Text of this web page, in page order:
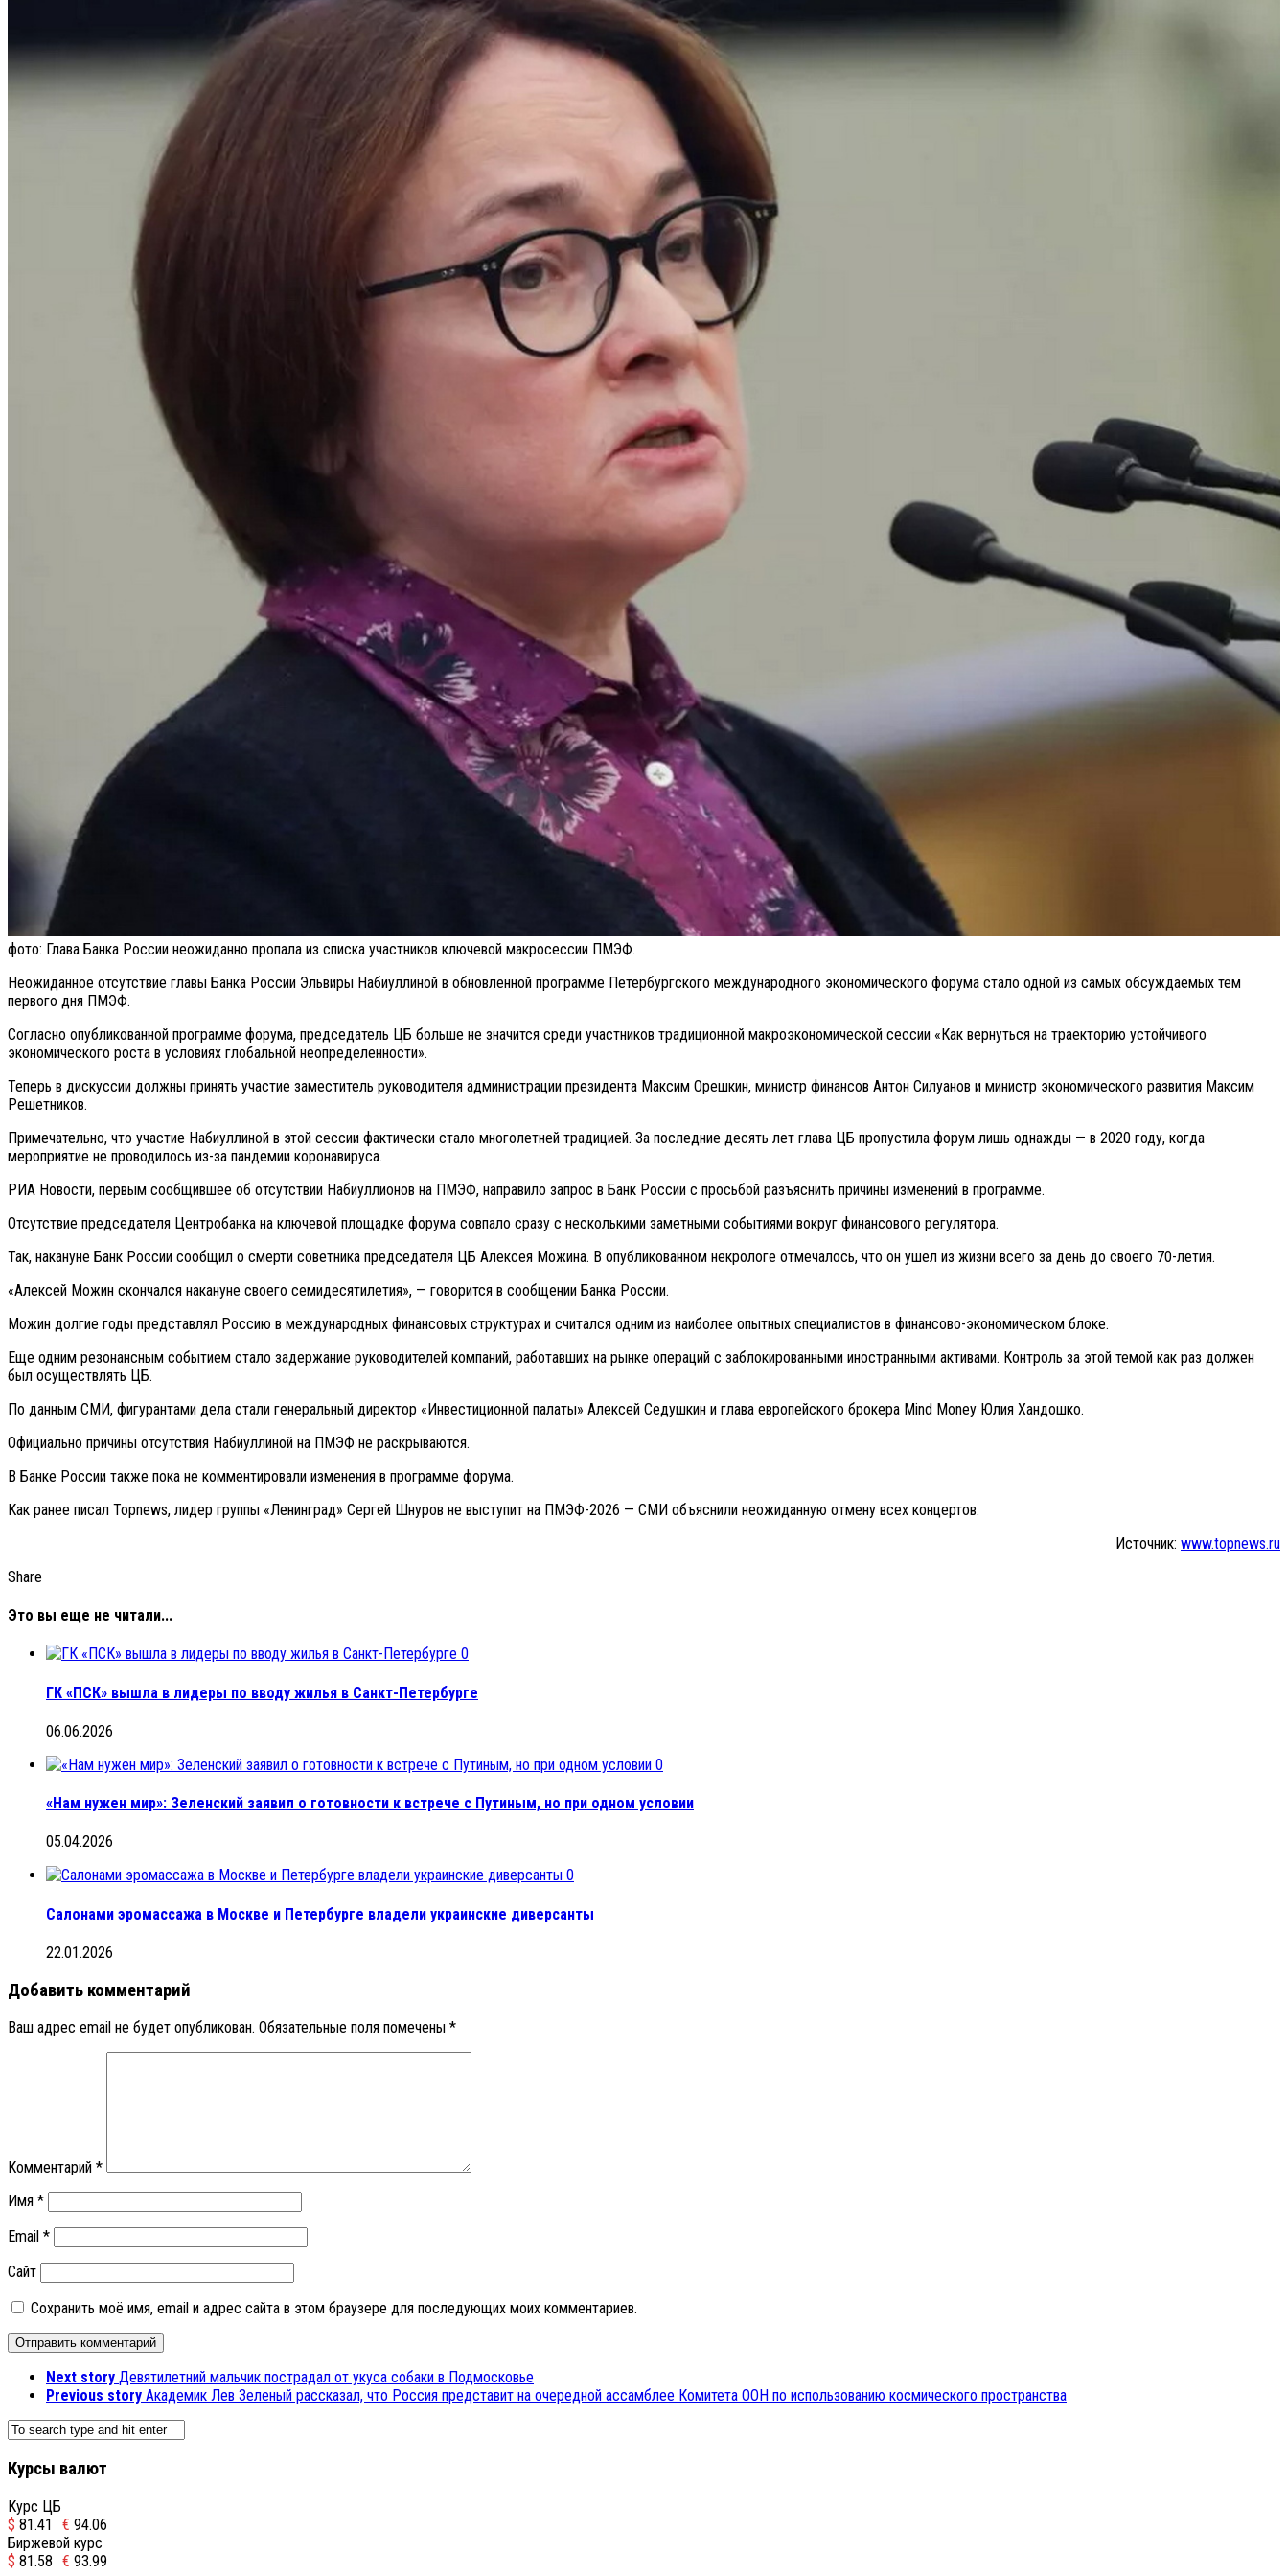
фото: Глава Банка России неожиданно пропала из списка участников ключевой макросессии ПМЭФ.
Неожиданное отсутствие главы Банка России Эльвиры Набиуллиной в обновленной программе Петербургского международного экономического форума стало одной из самых обсуждаемых тем
первого дня ПМЭФ.
Согласно опубликованной программе форума, председатель ЦБ больше не значится среди участников традиционной макроэкономической сессии «Как вернуться на траекторию устойчивого
экономического роста в условиях глобальной неопределенности».
Теперь в дискуссии должны принять участие заместитель руководителя администрации президента Максим Орешкин, министр финансов Антон Силуанов и министр экономического развития Максим
Решетников.
Примечательно, что участие Набиуллиной в этой сессии фактически стало многолетней традицией. За последние десять лет глава ЦБ пропустила форум лишь однажды — в 2020 году, когда
мероприятие не проводилось из-за пандемии коронавируса.
РИА Новости, первым сообщившее об отсутствии Набиуллионов на ПМЭФ, направило запрос в Банк России с просьбой разъяснить причины изменений в программе.
Отсутствие председателя Центробанка на ключевой площадке форума совпало сразу с несколькими заметными событиями вокруг финансового регулятора.
Так, накануне Банк России сообщил о смерти советника председателя ЦБ Алексея Можина. В опубликованном некрологе отмечалось, что он ушел из жизни всего за день до своего 70-летия.
«Алексей Можин скончался накануне своего семидесятилетия», — говорится в сообщении Банка России.
Можин долгие годы представлял Россию в международных финансовых структурах и считался одним из наиболее опытных специалистов в финансово-экономическом блоке.
Еще одним резонансным событием стало задержание руководителей компаний, работавших на рынке операций с заблокированными иностранными активами. Контроль за этой темой как раз должен
был осуществлять ЦБ.
По данным СМИ, фигурантами дела стали генеральный директор «Инвестиционной палаты» Алексей Седушкин и глава европейского брокера Mind Money Юлия Хандошко.
Официально причины отсутствия Набиуллиной на ПМЭФ не раскрываются.
В Банке России также пока не комментировали изменения в программе форума.
Как ранее писал Topnews, лидер группы «Ленинград» Сергей Шнуров не выступит на ПМЭФ-2026 — СМИ объяснили неожиданную отмену всех концертов.
Источник: www.topnews.ru
Share
Это вы еще не читали...
0
ГК «ПСК» вышла в лидеры по вводу жилья в Санкт-Петербурге
06.06.2026
0
«Нам нужен мир»: Зеленский заявил о готовности к встрече с Путиным, но при одном условии
05.04.2026
0
Салонами эромассажа в Москве и Петербурге владели украинские диверсанты
22.01.2026
Добавить комментарий
Ваш адрес email не будет опубликован. Обязательные поля помечены *
Комментарий *
Имя *
Email *
Сайт
Сохранить моё имя, email и адрес сайта в этом браузере для последующих моих комментариев.
Next story Девятилетний мальчик пострадал от укуса собаки в Подмосковье
Previous story Академик Лев Зеленый рассказал, что Россия представит на очередной ассамблее Комитета ООН по использованию космического пространства
Курсы валют
Курс ЦБ
$ 81.41 € 94.06
Биржевой курс
$ 81.58 € 93.99